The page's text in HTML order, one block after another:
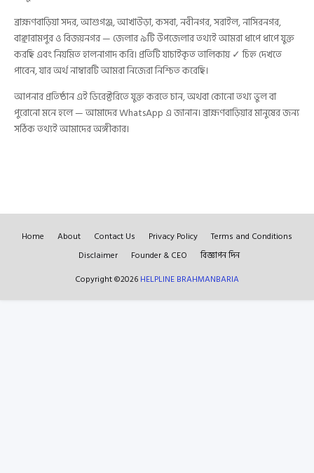
ব্রাহ্মণবাড়িয়া সদর, আশুগঞ্জ, আখাউড়া, কসবা, নবীনগর, সরাইল, নাসিরনগর,
বাঞ্ছারামপুর ও বিজয়নগর — জেলার ৯টি উপজেলার তথ্যই আমরা ধাপে ধাপে যুক্ত
করছি এবং নিয়মিত হালনাগাদ করি। প্রতিটি যাচাইকৃত তালিকায় ✓ চিহ্ন দেখতে
পাবেন, যার অর্থ নাম্বারটি আমরা নিজেরা নিশ্চিত করেছি।
আপনার প্রতিষ্ঠান এই ডিরেক্টরিতে যুক্ত করতে চান, অথবা কোনো তথ্য ভুল বা
পুরোনো মনে হলে — আমাদের WhatsApp এ জানান। ব্রাহ্মণবাড়িয়ার মানুষের জন্য
সঠিক তথ্যই আমাদের অঙ্গীকার।
Home About Contact Us Privacy Policy
Terms and Conditions
Disclaimer
Founder & CEO
বিজ্ঞাপন দিন
Copyright ©2026 HELPLINE BRAHMANBARIA